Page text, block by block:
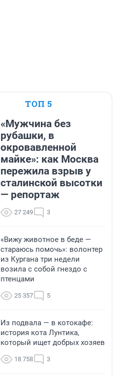
ТОП 5
«Мужчина без
рубашки, в
окровавленной
майке»: как Москва
пережила взрыв у
сталинской высотки
— репортаж
27 249 3
«Вижу животное в беде —
стараюсь помочь»: волонтер
из Кургана три недели
возила с собой гнездо с
птенцами
25 357 5
Из подвала — в котокафе:
история кота Лунтика,
который ищет добрых хозяев
18 758 3